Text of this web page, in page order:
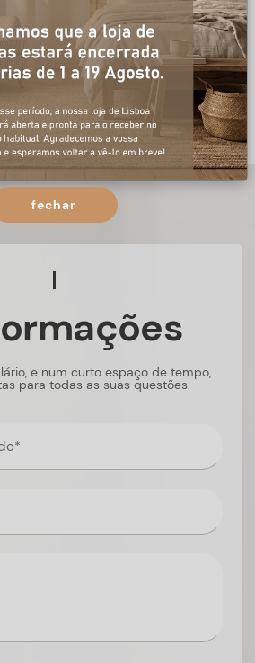
e num curto espaço de tempo,
para todas as suas questões.
fechar